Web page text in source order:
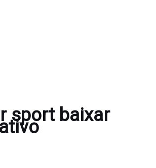
sport baixar